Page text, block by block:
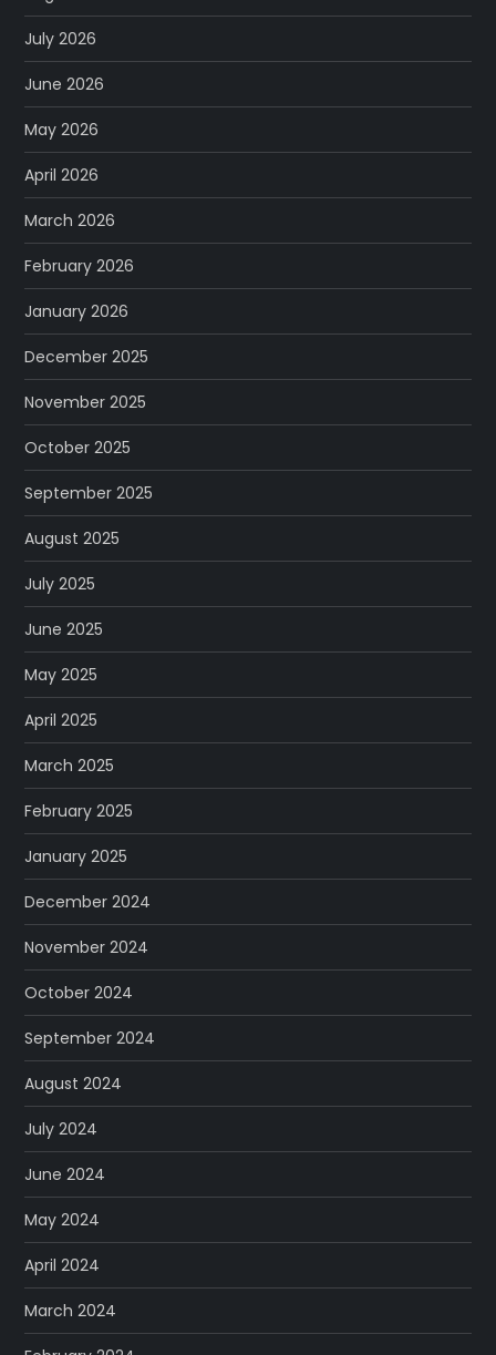
July 2026
June 2026
May 2026
April 2026
March 2026
February 2026
January 2026
December 2025
November 2025
October 2025
September 2025
August 2025
July 2025
June 2025
May 2025
April 2025
March 2025
February 2025
January 2025
December 2024
November 2024
October 2024
September 2024
August 2024
July 2024
June 2024
May 2024
April 2024
March 2024